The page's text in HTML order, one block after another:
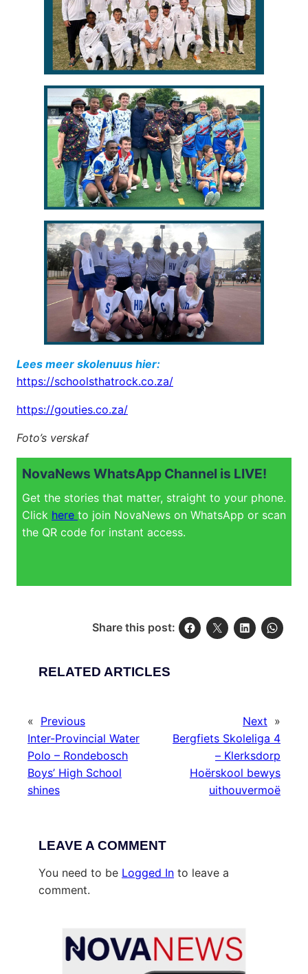
Lees meer skolenuus hier:
https://schoolsthatrock.co.za/
https://gouties.co.za/
Foto’s verskaf
NovaNews WhatsApp Channel is LIVE!
Get the stories that matter, straight to your phone.
Click here to join NovaNews on WhatsApp or scan
the QR code for instant access.
Share this post:
RELATED ARTICLES
« Previous
Inter-Provincial Water
Polo – Rondebosch
Boys’ High School
shines
Next »
Bergfiets Skoleliga 4
– Klerksdorp
Hoërskool bewys
uithouvermoë
LEAVE A COMMENT
You need to be Logged In to leave a
comment.